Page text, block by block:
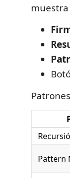
Pattern